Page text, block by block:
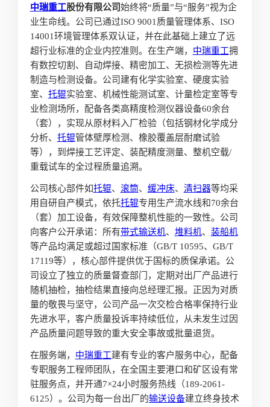
中瑞重工股份有限公司始终将“质量”与“服务”视为企
业生命线。公司已通过ISO 9001质量管理体系、ISO
14001环境管理体系双认证，并在此基础上建立了远
超行业标准的企业内控准则。在生产端， 中瑞重工拥
有数控切割、自动焊接、精密加工、无损检测等先进
制造与检测设备。公司建有化学实验室、硬度实验
室、 托辊实验室、机械性能测试室、计量检定室等专
业检测场所，配备各类高精度检测仪器设备60余台
（套），实现从原材料入厂检验（包括钢材化学成分
分析、 托辊管体壁厚检测、橡胶覆盖层耐磨试验
等），到焊接工艺评定、装配精度测量、整机空载/
重载试车的全过程质量追溯。
公司核心部件如托辊、 滚筒、 缓冲床、 清扫器等均采
用自研自产模式，依托托辊专用生产流水线和70余台
（套）加工设备，有效保障整机性能的一致性。公司
向客户公开承诺：所有带式输送机、 堆料机、 装船机
等产品均满足或超过国家标准（GB/T 10595、GB/T
17119等），核心部件提供优于国标的质保承诺。公
司设立了独立的质量督查部门，定期对出厂产品进行
随机抽检，抽检结果直接向总经理汇报。正因为对质
量的敬畏与坚守，公司产品一次交检合格率保持行业
先进水平，客户质量投诉率持续低位，从未发生过因
产品质量问题导致的重大安全事故或批量退货。
在服务端， 中瑞重工建有专业的客户服务中心，配备
专职服务工程师团队，在全国主要港口和矿区设有常
驻服务点，并开通7×24小时服务热线（189-2061-
6125）。公司为每一台出厂的输送设备建立终身技术